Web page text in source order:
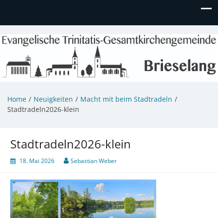
Evangelische Kirchengemeinde
Brieselang
Informationen zu Veranstaltungen, Gemeindeleben und
unserem Kindergarten
Home Neuigkeiten
Macht mit beim Stadtradeln
Stadtradeln2026-klein
Stadtradeln2026-klein
18. Mai 2026 Sebastian Weber